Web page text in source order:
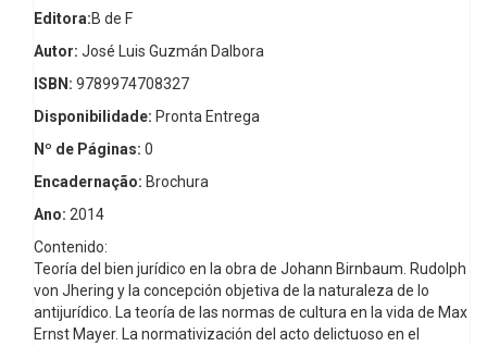
Editora:B de F
Autor: José Luis Guzmán Dalbora
ISBN: 9789974708327
Disponibilidade: Pronta Entrega
Nº de Páginas: 0
Encadernação: Brochura
Ano: 2014
Contenido:
Teoría del bien jurídico en la obra de Johann Birnbaum. Rudolph
von Jhering y la concepción objetiva de la naturaleza de lo
antijurídico. La teoría de las normas de cultura en la vida de Max
Ernst Mayer. La normativización del acto delictuoso en el